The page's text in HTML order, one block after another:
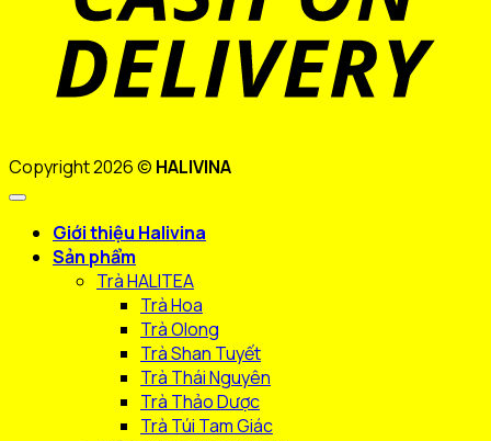
Copyright 2026 © HALIVINA
Giới thiệu Halivina
Sản phẩm
Trà HALITEA
Trà Hoa
Trà Olong
Trà Shan Tuyết
Trà Thái Nguyên
Trà Thảo Dược
Trà Túi Tam Giác